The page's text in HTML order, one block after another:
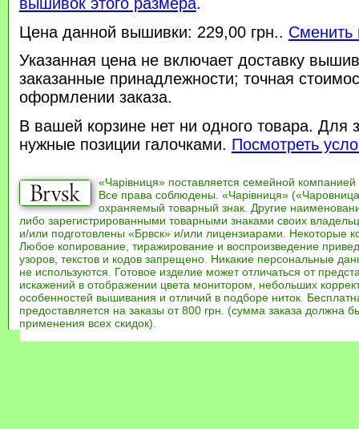
Цена данной вышивки: 229,00 грн.. Сменить
Указанная цена не включает доставку
заказанные принадлежности; точная
оформлении заказа.
В вашей корзине нет ни одного товара. Для
нужные позиции галочками. Посмотреть
«Чарівниця» поставляется семейной компанией
Все права соблюдены. «Чарівниця»
охраняемый товарный знак. Другие
либо зарегистрированными товарными знаками своих
и/или подготовлены «Брвск» и/или лицензиарами. Некоторые
Любое копирование, тиражирование и воспроизведение
узоров, текстов и кодов запрещено. Никакие персональные
не используются. Готовое изделие может отличаться от
искажений в отображении цвета монитором, небольших
особенностей вышивания и отличий в подборе ниток.
предоставляется на заказы от 800 грн. (сумма заказа должна
применения всех скидок).